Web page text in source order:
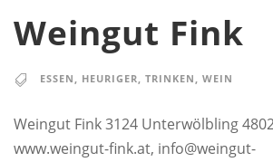
Weingut Fink
ESSEN , HEURIGER, TRINKEN , WEIN
Weingut Fink 3124 Unterwölbling
www.weingut-fink.at, info@weingut-